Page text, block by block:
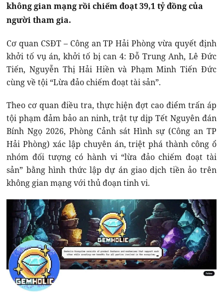
không gian mạng rồi chiếm đoạt 39,1 tỷ đồng của
người tham gia.
Cơ quan CSĐT – Công an TP Hải Phòng vừa quyết định
khởi tố vụ án, khởi tố bị can 4: Đỗ Trung Anh, Lê Đức
Tiến, Nguyễn Thị Hải Hiền và Phạm Minh Tiến Đức
cùng về tội “Lừa đảo chiếm đoạt tài sản”.
Theo cơ quan điều tra, thực hiện đợt cao điểm trấn áp
tội phạm đảm bảo an ninh, trật tự dịp Tết Nguyên đán
Bính Ngọ 2026, Phòng Cảnh sát Hình sự (Công an TP
Hải Phòng) xác lập chuyên án, triệt phá thành công ổ
nhóm đối tượng có hành vi “lừa đảo chiếm đoạt tài
sản” bằng hình thức lập dự án giao dịch tiền ảo trên
không gian mạng với thủ đoạn tinh vi.